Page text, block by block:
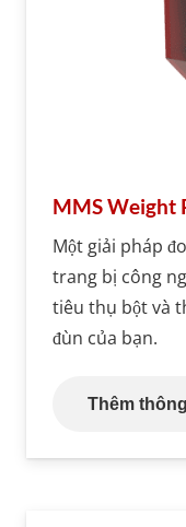
MMS Weight
Một giải pháp
trang bị công
tiêu thụ bột và
đùn của bạn.
Thêm